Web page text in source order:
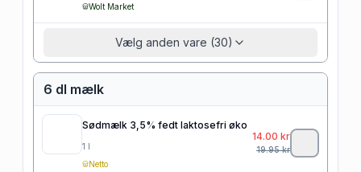
Wolt Market
Vælg anden vare (30)
6 dl mælk
Sødmælk 3,5% fedt laktosefri øko
1 l
Netto
14.00 kr
19.95kr